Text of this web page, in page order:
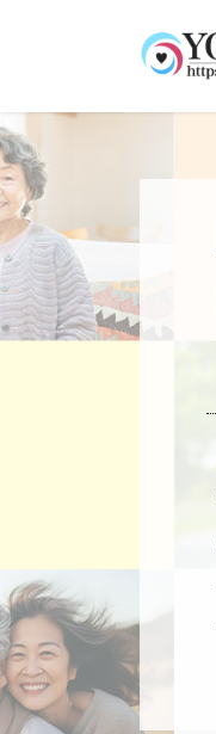
ツ
へ
ス
キ
ッ
プ
シ
ョ
ン
に
移
動